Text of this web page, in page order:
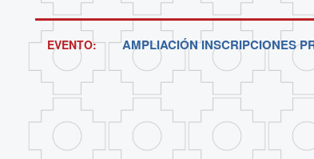
EVENTO: AMPLIACIÓN INSCRIPCIONES